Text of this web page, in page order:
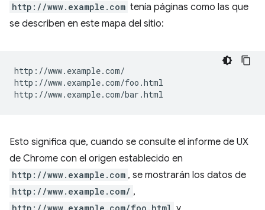
http://www.example.com tenía páginas como las que
se describen en este mapa del sitio:
http://www.example.com/
http://www.example.com/foo.html
Esto significa que, cuando se consulte el informe de UX
de Chrome con el origen establecido en
http://www.example.com , se mostrarán los datos de
http://www.example.com/ ,